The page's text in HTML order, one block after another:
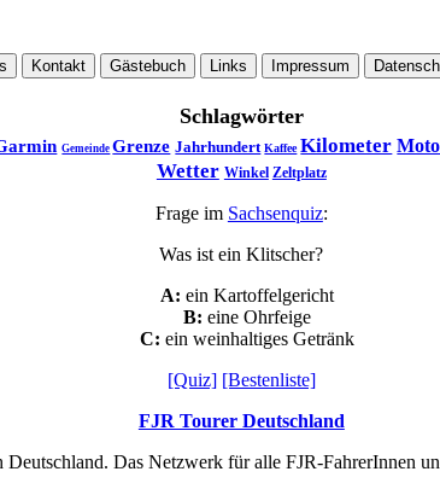
Kontakt Gästebuch Links Impressum
Schlagwörter
Gemeinde Grenze Jahrhundert Kaffee Kilometer
Wetter Winkel Zeltplatz
Frage im Sachsenquiz:
Was ist ein Klitscher?
A:ein Kartoffelgericht
B:eine Ohrfeige
C:ein weinhaltiges Getränk
[Quiz] [Bestenliste]
FJR Tourer Deutschland
Das Netzwerk für alle FJR-FahrerInnen